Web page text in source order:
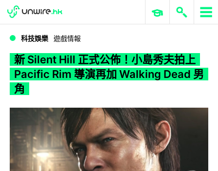
WWDC 2026 ERP 與商業 AI
科技娛樂 遊戲情報
新 Silent Hill 正式公佈！小島秀夫拍上
Pacific Rim 導演再加 Walking Dead 男
角